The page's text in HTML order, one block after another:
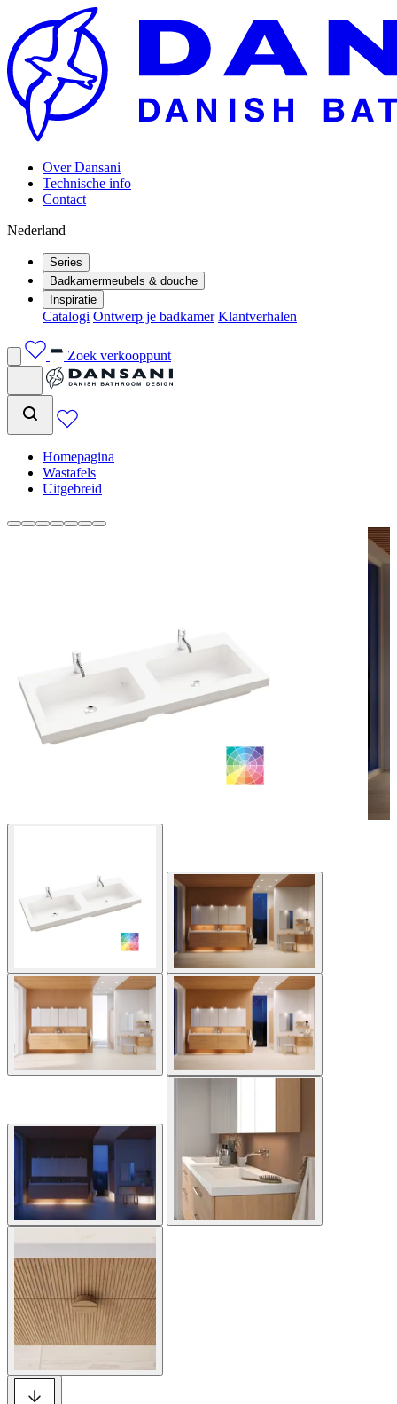
Over Dansani
Technische info
Contact
Nederland
Series
Badkamermeubels & douche
Inspiratie
Catalogi Ontwerp je badkamer Klantverhalen
Zoek verkooppunt
Homepagina
Wastafels
Uitgebreid